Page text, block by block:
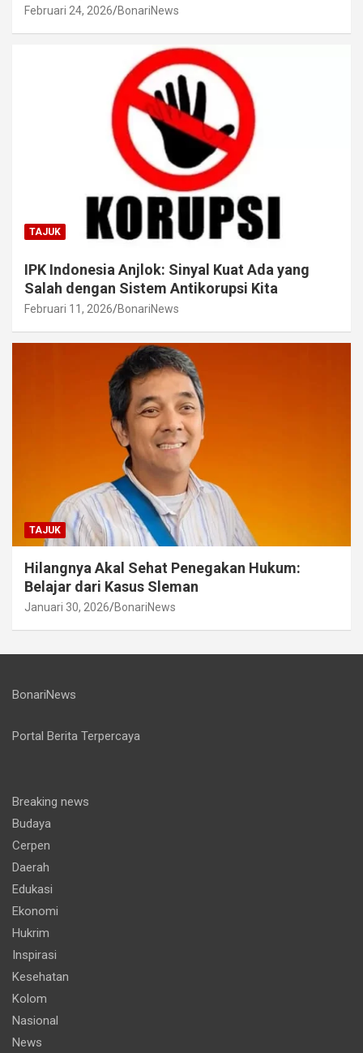
Februari 24, 2026 BonariNews
TAJUK
IPK Indonesia Anjlok: Sinyal Kuat Ada yang
Salah dengan Sistem Antikorupsi Kita
Februari 11, 2026 BonariNews
TAJUK
Hilangnya Akal Sehat Penegakan Hukum:
Belajar dari Kasus Sleman
Januari 30, 2026 BonariNews
BonariNews
Portal Berita Terpercaya
Breaking news
Budaya
Cerpen
Daerah
Edukasi
Ekonomi
Hukrim
Inspirasi
Kesehatan
Kolom
Nasional
News